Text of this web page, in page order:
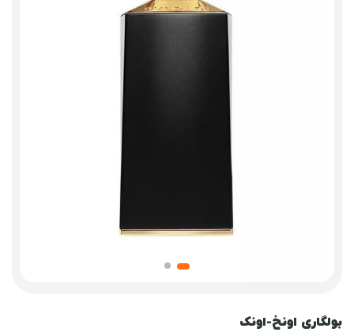
بولگاری اونخ-اونک